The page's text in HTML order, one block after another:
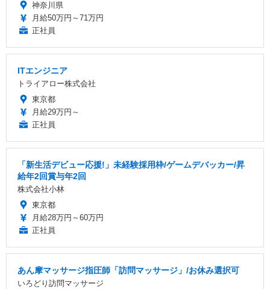
神奈川県
月給50万円～71万円
正社員
ITエンジニア
トライアロー株式会社
東京都
月給29万円～
正社員
「新生活デビュー応援!」未経験採用枠/ゲームデバッカー/昇
給年2回賞与年2回
株式会社小林
東京都
月給28万円～60万円
正社員
あん摩マッサージ指圧師「訪問マッサージ」/お休み選択可
いろどり訪問マッサージ